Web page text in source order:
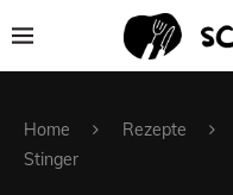
Home Rezepte
Stinger